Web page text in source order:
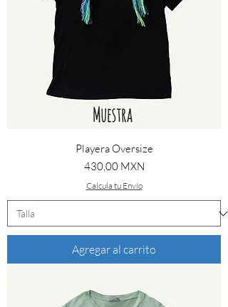
Playera Oversize
Precio
430,00 MXN
Calcula tu Envío
Agregar al carrito